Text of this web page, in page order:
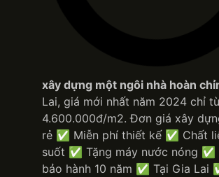
xây dựng một ngôi nhà hoàn
Lai, giá mới nhất năm 2024 chỉ
4.600.000đ/m2. Đơn giá xây
rẻ ✅ Miễn phí thiết kế ✅ Chất
suốt ✅ Tặng máy nước nóng ✅
bảo hành 10 năm ✅ Tại Gia Lai